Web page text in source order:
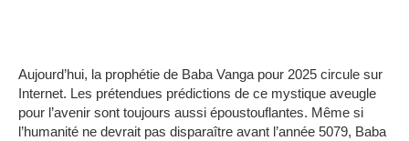
Aujourd’hui, la prophétie de Baba Vanga pour 2025 circule sur
Internet. Les prétendues prédictions de ce mystique aveugle
pour l’avenir sont toujours aussi époustouflantes. Même si
l’humanité ne devrait pas disparaître avant l’année 5079, Baba